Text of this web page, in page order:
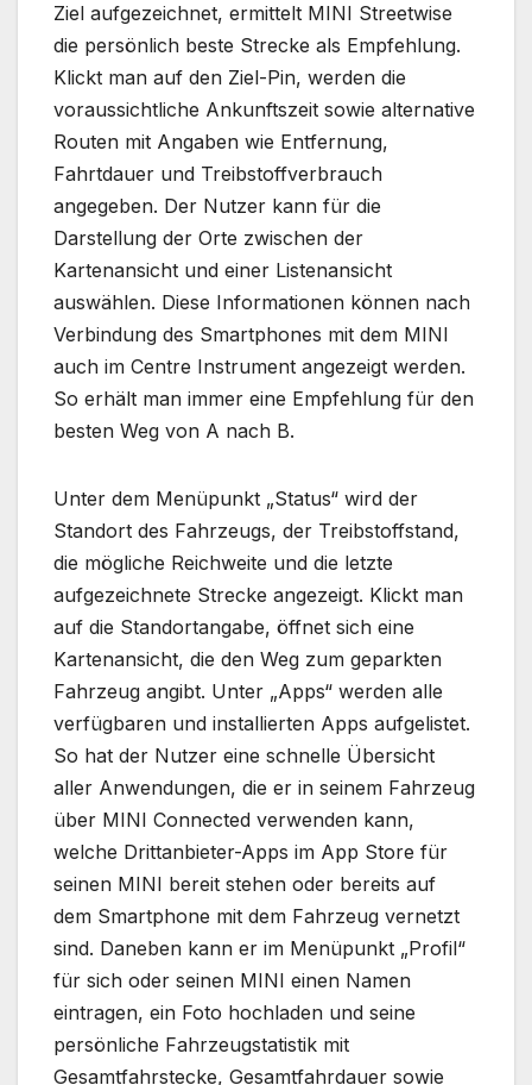
Ziel aufgezeichnet, ermittelt MINI Streetwise
die persönlich beste Strecke als Empfehlung.
Klickt man auf den Ziel-Pin, werden die
voraussichtliche Ankunftszeit sowie alternative
Routen mit Angaben wie Entfernung,
Fahrtdauer und Treibstoffverbrauch
angegeben. Der Nutzer kann für die
Darstellung der Orte zwischen der
Kartenansicht und einer Listenansicht
auswählen. Diese Informationen können nach
Verbindung des Smartphones mit dem MINI
auch im Centre Instrument angezeigt werden.
So erhält man immer eine Empfehlung für den
besten Weg von A nach B.
Unter dem Menüpunkt „Status“ wird der
Standort des Fahrzeugs, der Treibstoffstand,
die mögliche Reichweite und die letzte
aufgezeichnete Strecke angezeigt. Klickt man
auf die Standortangabe, öffnet sich eine
Kartenansicht, die den Weg zum geparkten
Fahrzeug angibt. Unter „Apps“ werden alle
verfügbaren und installierten Apps aufgelistet.
So hat der Nutzer eine schnelle Übersicht
aller Anwendungen, die er in seinem Fahrzeug
über MINI Connected verwenden kann,
welche Drittanbieter-Apps im App Store für
seinen MINI bereit stehen oder bereits auf
dem Smartphone mit dem Fahrzeug vernetzt
sind. Daneben kann er im Menüpunkt „Profil“
für sich oder seinen MINI einen Namen
eintragen, ein Foto hochladen und seine
persönliche Fahrzeugstatistik mit
Gesamtfahrstecke, Gesamtfahrdauer sowie